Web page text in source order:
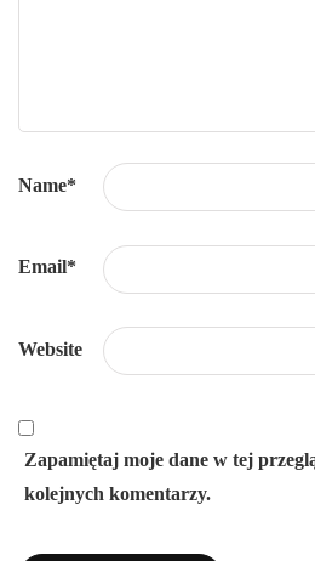
Name*
Email*
Website
Zapamiętaj moje dane w tej
kolejnych komentarzy.